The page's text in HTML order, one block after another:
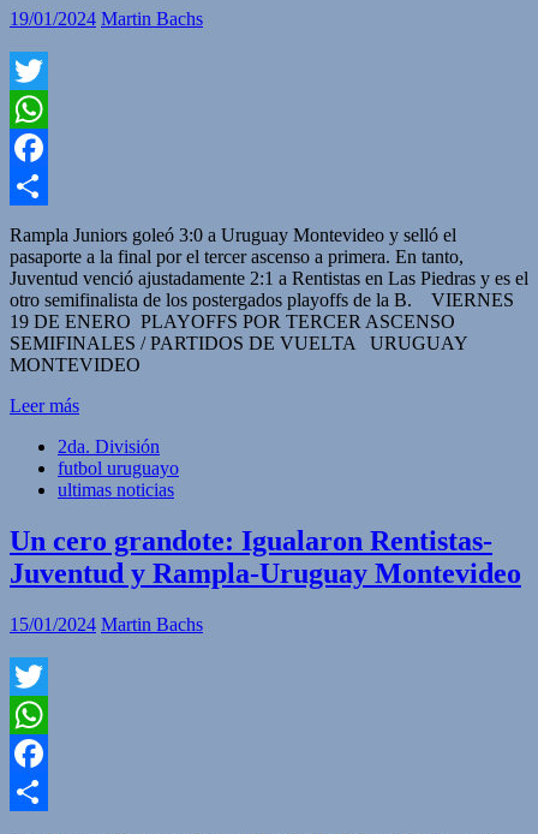
19/01/2024 Martin Bachs
Twitter
WhatsApp
Facebook
Compartir
Rampla Juniors goleó 3:0 a Uruguay Montevideo y selló el
pasaporte a la final por el tercer ascenso a primera. En tanto,
Juventud venció ajustadamente 2:1 a Rentistas en Las Piedras y es el
otro semifinalista de los postergados playoffs de la B. VIERNES
19 DE ENERO PLAYOFFS POR TERCER ASCENSO
SEMIFINALES / PARTIDOS DE VUELTA URUGUAY
MONTEVIDEO
Leer más
2da. División
futbol uruguayo
ultimas noticias
Un cero grandote: Igualaron Rentistas-
Juventud y Rampla-Uruguay Montevideo
15/01/2024 Martin Bachs
Twitter
WhatsApp
Facebook
Compartir